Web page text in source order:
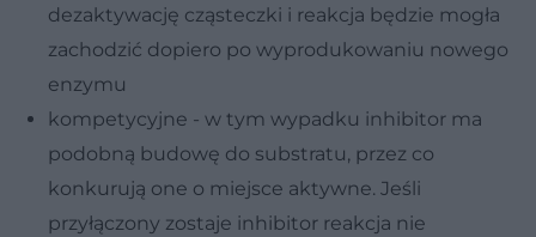
dezaktywację cząsteczki i reakcja będzie mogła
zachodzić dopiero po wyprodukowaniu nowego
enzymu
kompetycyjne - w tym wypadku inhibitor ma
podobną budowę do substratu, przez co
konkurują one o miejsce aktywne. Jeśli
przyłączony zostaje inhibitor reakcja nie